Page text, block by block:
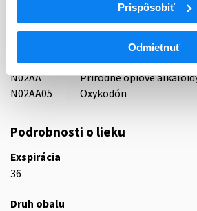
Prispôsobiť
Odmietnuť
N
Centrálna nervová
Analgetiká
N02A
Opioidné analgetiká
N02AA
Prírodné ópiové
N02AA05
Oxykodón
Podrobnosti o lieku
Exspirácia
36
Druh obalu